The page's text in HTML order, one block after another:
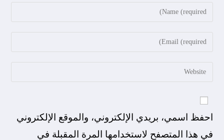
احفظ اسمي، بريدي الإلكتروني، والموقع الإلكتروني
في هذا المتصفح لاستخدامها المرة المقبلة في